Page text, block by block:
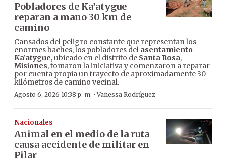
Pobladores de Ka’atygue
reparan a mano 30 km de
camino
Cansados del peligro constante que representan los
enormes baches, los pobladores del asentamiento
Ka’atygue, ubicado en el distrito de Santa Rosa,
Misiones, tomaron la iniciativa y comenzaron a reparar
por cuenta propia un trayecto de aproximadamente 30
kilómetros de camino vecinal.
Agosto 6, 2026 10:38 p. m. ·Vanessa Rodríguez
Nacionales
Animal en el medio de la ruta
causa accidente de militar en
Pilar